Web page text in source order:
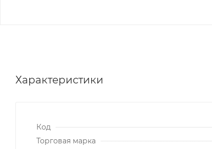
Характеристики
Код
Торговая марка